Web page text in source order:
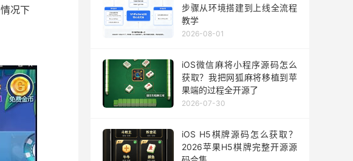
况下
步骤从环境搭建到上线全流程
教学
2026-08-01
iOS微信麻将小程序源码怎么
获取？我把网狐麻将移植到苹
果端的过程全开源了
2026-07-30
iOS H5棋牌源码怎么获取？
2026苹果H5棋牌完整开源源